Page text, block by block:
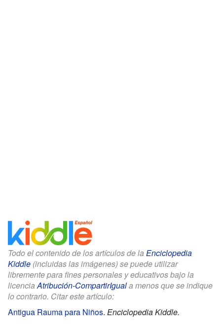
Todo el contenido de los artículos de la Enciclopedia
Kiddle (incluidas las imágenes) se puede utilizar
libremente para fines personales y educativos bajo la
licenciaAtribución-CompartirIguala menos que se indique
lo contrario. Citar este artículo:
Antigua Rauma para Niños. Enciclopedia Kiddle.